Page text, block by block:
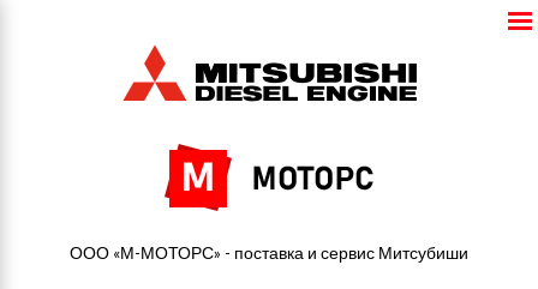
ООО «М-МОТОРС» - поставка и сервис Митсубиши